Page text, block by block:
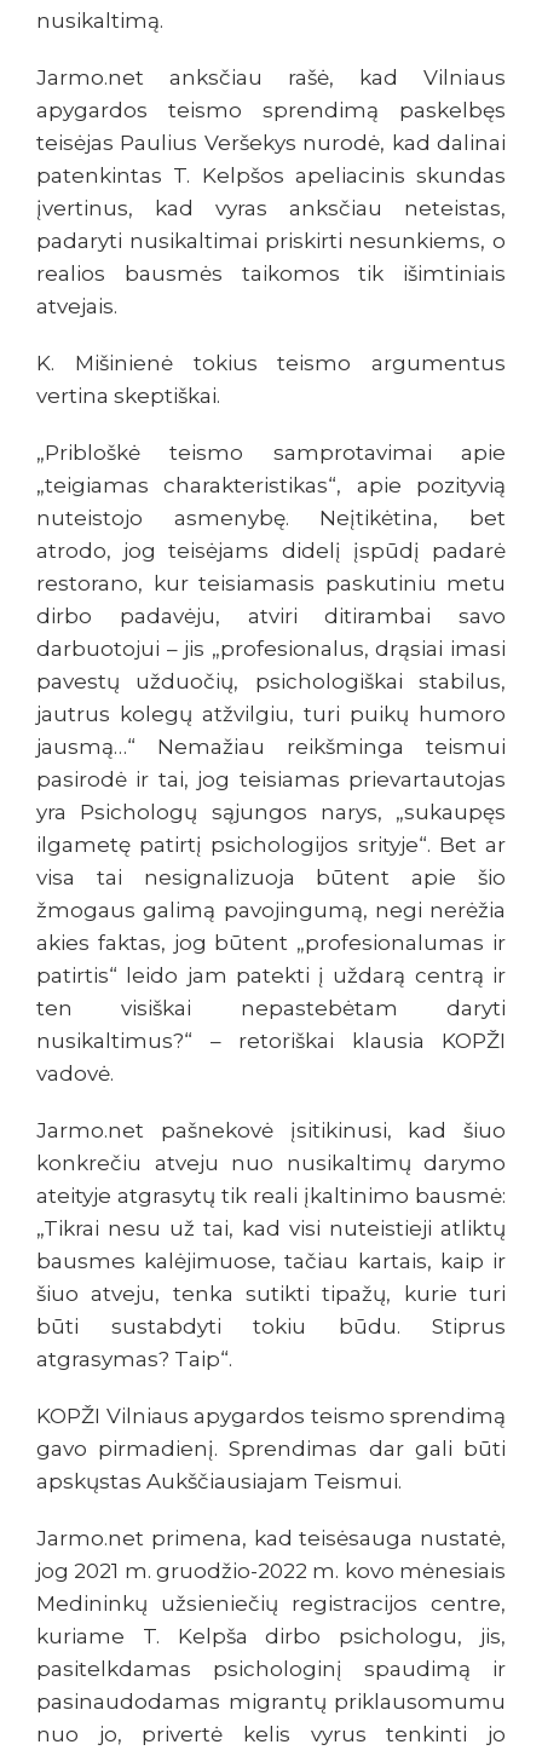
nusikaltimą.
Jarmo.net anksčiau rašė, kad Vilniaus
apygardos teismo sprendimą paskelbęs
teisėjas Paulius Veršekys nurodė, kad dalinai
patenkintas T. Kelpšos apeliacinis skundas
įvertinus, kad vyras anksčiau neteistas,
padaryti nusikaltimai priskirti nesunkiems, o
realios bausmės taikomos tik išimtiniais
atvejais.
K. Mišinienė tokius teismo argumentus
vertina skeptiškai.
„Pribloškė teismo samprotavimai apie
„teigiamas charakteristikas“, apie pozityvią
nuteistojo asmenybę. Neįtikėtina, bet
atrodo, jog teisėjams didelį įspūdį padarė
restorano, kur teisiamasis paskutiniu metu
dirbo padavėju, atviri ditirambai savo
darbuotojui – jis „profesionalus, drąsiai imasi
pavestų užduočių, psichologiškai stabilus,
jautrus kolegų atžvilgiu, turi puikų humoro
jausmą…“ Nemažiau reikšminga teismui
pasirodė ir tai, jog teisiamas prievartautojas
yra Psichologų sąjungos narys, „sukaupęs
ilgametę patirtį psichologijos srityje“. Bet ar
visa tai nesignalizuoja būtent apie šio
žmogaus galimą pavojingumą, negi nerėžia
akies faktas, jog būtent „profesionalumas ir
patirtis“ leido jam patekti į uždarą centrą ir
ten visiškai nepastebėtam daryti
nusikaltimus?“ – retoriškai klausia KOPŽI
vadovė.
Jarmo.net pašnekovė įsitikinusi, kad šiuo
konkrečiu atveju nuo nusikaltimų darymo
ateityje atgrasytų tik reali įkaltinimo bausmė:
„Tikrai nesu už tai, kad visi nuteistieji atliktų
bausmes kalėjimuose, tačiau kartais, kaip ir
šiuo atveju, tenka sutikti tipažų, kurie turi
būti sustabdyti tokiu būdu. Stiprus
atgrasymas? Taip“.
KOPŽI Vilniaus apygardos teismo sprendimą
gavo pirmadienį. Sprendimas dar gali būti
apskųstas Aukščiausiajam Teismui.
Jarmo.net primena, kad teisėsauga nustatė,
jog 2021 m. gruodžio-2022 m. kovo mėnesiais
Medininkų užsieniečių registracijos centre,
kuriame T. Kelpša dirbo psichologu, jis,
pasitelkdamas psichologinį spaudimą ir
pasinaudodamas migrantų priklausomumu
nuo jo, privertė kelis vyrus tenkinti jo